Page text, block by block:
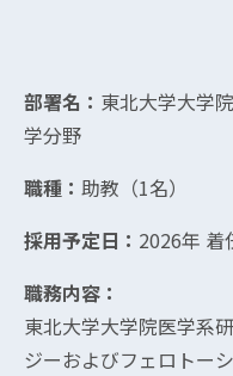
部署名： 東北大学大学
学分野
職種： 助教（1名）
採用予定日： 2026年 着
職務内容：
東北大学大学院医学系
ジーおよびフェロトー